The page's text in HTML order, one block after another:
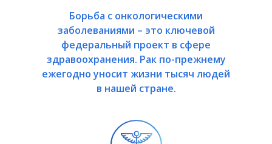
Борьба с онкологическими
заболеваниями – это ключевой
федеральный проект в сфере
здравоохранения. Рак по-прежнему
ежегодно уносит жизни тысяч людей
в нашей стране.